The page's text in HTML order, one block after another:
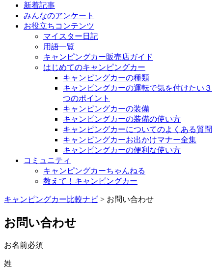
新着記事
みんなのアンケート
お役立ちコンテンツ
マイスター日記
用語一覧
キャンピングカー販売店ガイド
はじめてのキャンピングカー
キャンピングカーの種類
キャンピングカーの運転で気を付けたい３
つのポイント
キャンピングカーの装備
キャンピングカーの装備の使い方
キャンピングカーについてのよくある質問
キャンピングカーお出かけマナー全集
キャンピングカーの便利な使い方
コミュニティ
キャンピングカーちゃんねる
教えて！キャンピングカー
キャンピングカー比較ナビ > お問い合わせ
お問い合わせ
お名前必須
姓